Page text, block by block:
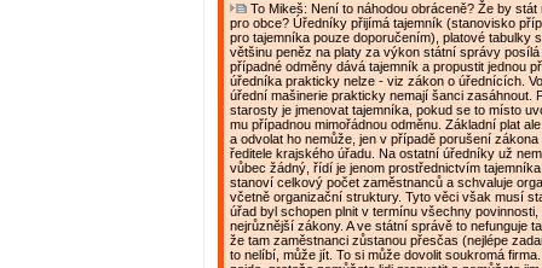
To Mikeš: Není to náhodou obráceně? Že by stát
pro obce? Úředníky přijímá tajemník (stanovisko
pro tajemníka pouze doporučením), platové tabulky
většinu peněz na platy za výkon státní správy
případné odměny dává tajemník a propustit jednou
úředníka prakticky nelze - viz zákon o úřednících.
úřední mašinerie prakticky nemají šanci zasáhnout.
starosty je jmenovat tajemníka, pokud se to místo
mu případnou mimořádnou odměnu. Základní plat
a odvolat ho nemůže, jen v případě porušení
ředitele krajského úřadu. Na ostatní úředníky už
vůbec žádný, řídí je jenom prostřednictvím
stanoví celkový počet zaměstnanců a schvaluje
včetně organizační struktury. Tyto věci však musí
úřad byl schopen plnit v termínu všechny
nejrůznější zákony. A ve státní správě to nefunguje
že tam zaměstnanci zůstanou přesčas (nejlépe
to nelíbí, může jít. To si může dovolit soukromá